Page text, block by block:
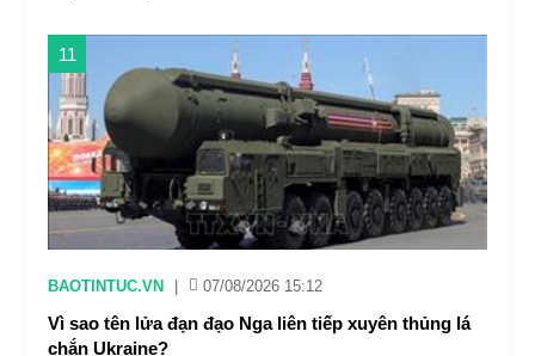
11
BAOTINTUC.VN 07/08/2026 15:12
Vì sao tên lửa đạn đạo Nga liên tiếp xuyên thủng lá
chắn Ukraine?